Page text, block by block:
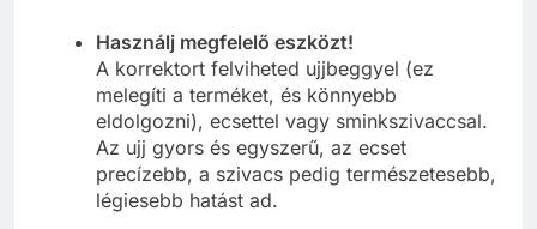
Használj megfelelő eszközt!
A korrektort felviheted ujjbeggyel (ez
melegíti a terméket, és könnyebb
eldolgozni), ecsettel vagy sminkszivaccsal.
Az ujj gyors és egyszerű, az ecset
precízebb, a szivacs pedig természetesebb,
légiesebb hatást ad.